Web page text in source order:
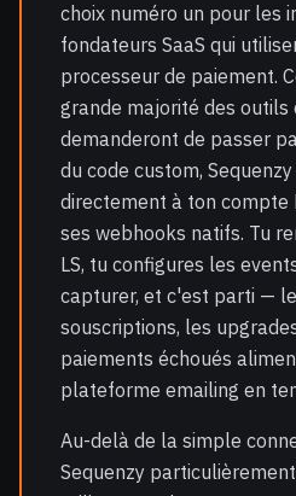
choix numéro un pour les
fondateurs SaaS qui
processeur de paiement.
grande majorité des
demanderont de passer
du code custom,
directement à ton compte
ses webhooks natifs. Tu
LS, tu configures les
capturer, et c'est parti —
souscriptions, les
paiements échoués
plateforme emailing en
Au-delà de la simple
Sequenzy